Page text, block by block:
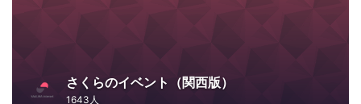
さくらのイベント（関西版）
1643人